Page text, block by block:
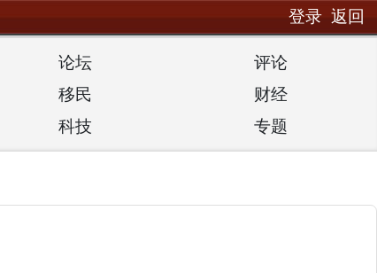
登录 返回
论坛
评论
移民
财经
科技 专题